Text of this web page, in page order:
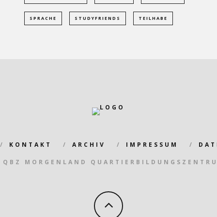
SPRACHE STUDYFRIENDS TEILHABE
KONTAKT ARCHIV IMPRESSUM
MORGENLAND